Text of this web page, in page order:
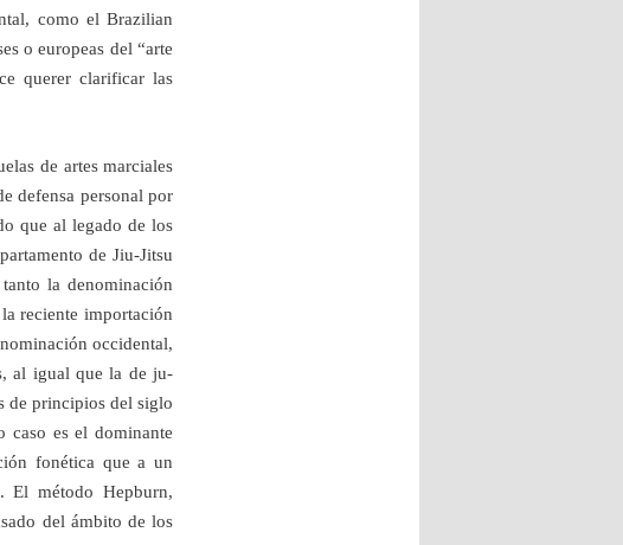
como el Brazilian
o europeas del “arte
querer clarificar las
de artes marciales
defensa personal por
que al legado de los
de Jiu-Jitsu
la denominación
reciente importación
occidental,
al igual que la de ju-
de principios del siglo
caso es el dominante
fonética que a un
El método Hepburn,
del ámbito de los